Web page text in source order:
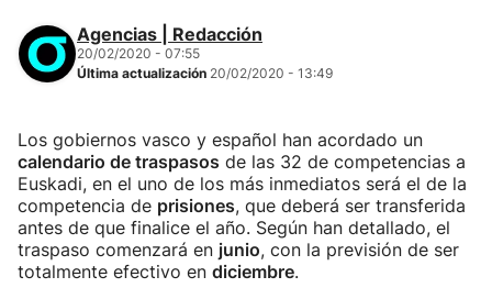
Agencias | Redacción
20/02/2020 - 07:55
Última actualización 20/02/2020 - 13:49
Los gobiernos vasco y español han acordado un
calendario de traspasos de las 32 de competencias a
Euskadi, en el uno de los más inmediatos será el de la
competencia de prisiones, que deberá ser transferida
antes de que finalice el año. Según han detallado, el
traspaso comenzará en junio, con la previsión de ser
totalmente efectivo en diciembre.